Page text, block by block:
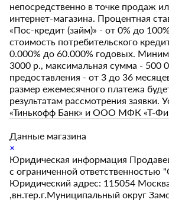
непосредственно в точке продаж
интернет-магазина. Процентная
«Пос-кредит (займ)» - от 0% до
стоимость потребительского
0.000% до 60.000% годовых.
3000 р., максимальная сумма - 500
предоставления - от 3 до 36
размер ежемесячного платежа
результатам рассмотрения заявки.
«Тинькофф Банк» и ООО МФК «Т-
Данные магазина
×
Юридическая информация
с ограниченной
Юридический адрес: 115054
,вн.тер.г.Муниципальный округ